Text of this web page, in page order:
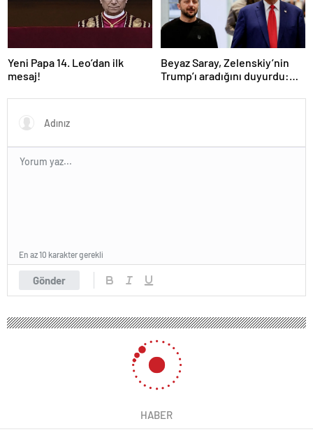
Yeni Papa 14. Leo’dan ilk
mesaj!
Beyaz Saray, Zelenskiy’nin
Trump’ı aradığını duyurdu:
oldu”
Gönder
En az 10 karakter gerekli
HABER